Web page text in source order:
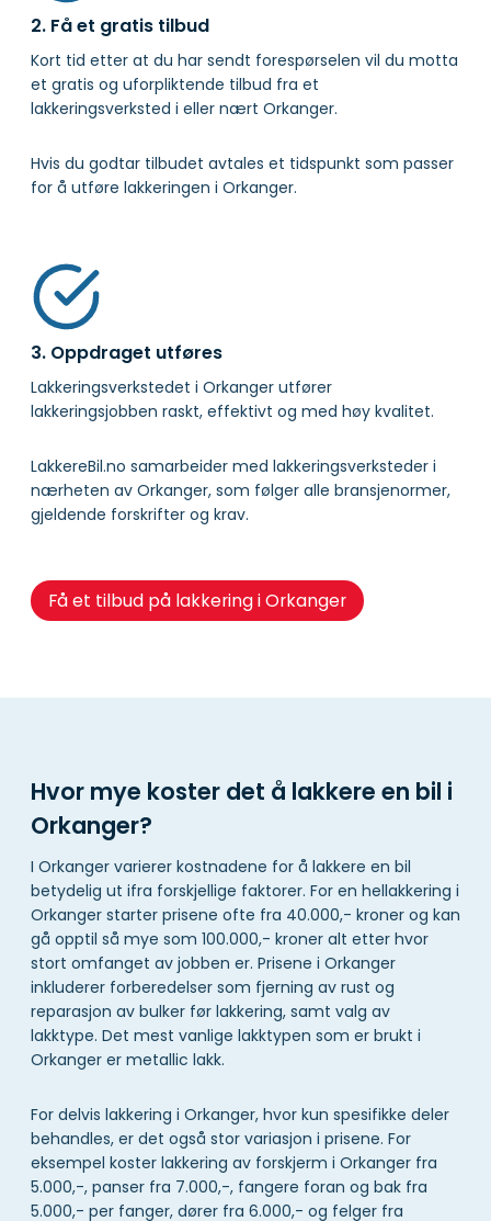
2. Få et gratis tilbud
Kort tid etter at du har sendt forespørselen vil du motta
et gratis og uforpliktende tilbud fra et
lakkeringsverksted i eller nært Orkanger.
Hvis du godtar tilbudet avtales et tidspunkt som passer
for å utføre lakkeringen i Orkanger.
3. Oppdraget utføres
Lakkeringsverkstedet i Orkanger utfører
lakkeringsjobben raskt, effektivt og med høy kvalitet.
LakkereBil.no samarbeider med lakkeringsverksteder i
nærheten av Orkanger, som følger alle bransjenormer,
gjeldende forskrifter og krav.
Få et tilbud på lakkering i Orkanger
Hvor mye koster det å lakkere en bil i
Orkanger?
I Orkanger varierer kostnadene for å lakkere en bil
betydelig ut ifra forskjellige faktorer. For en hellakkering i
Orkanger starter prisene ofte fra 40.000,- kroner og kan
gå opptil så mye som 100.000,- kroner alt etter hvor
stort omfanget av jobben er. Prisene i Orkanger
inkluderer forberedelser som fjerning av rust og
reparasjon av bulker før lakkering, samt valg av
lakktype. Det mest vanlige lakktypen som er brukt i
Orkanger er metallic lakk.
For delvis lakkering i Orkanger, hvor kun spesifikke deler
behandles, er det også stor variasjon i prisene. For
eksempel koster lakkering av forskjerm i Orkanger fra
5.000,-, panser fra 7.000,-, fangere foran og bak fra
5.000,- per fanger, dører fra 6.000,- og felger fra